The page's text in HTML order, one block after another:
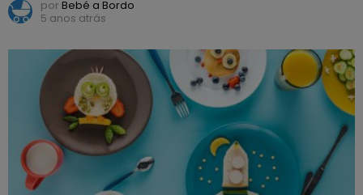
por Bebé a Bordo
5 anos atrás